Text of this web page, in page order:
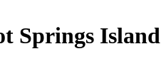
Springs Island